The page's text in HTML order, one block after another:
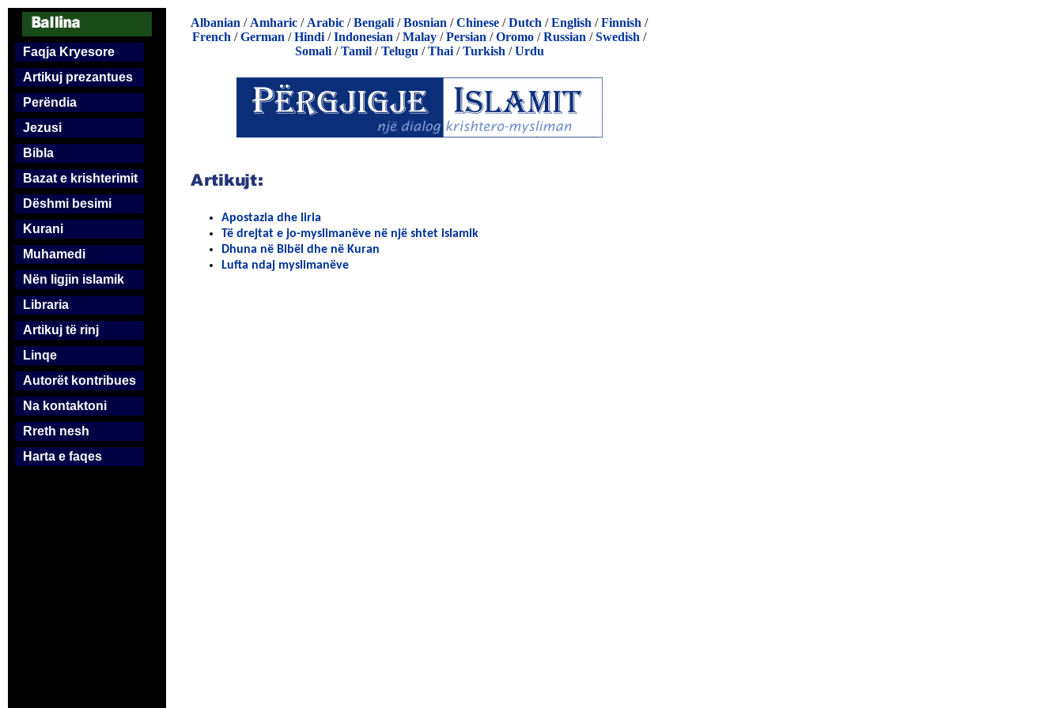
Faqja Kryesore
Artikuj prezantues
Perëndia
Jezusi
Bibla
Bazat e krishterimit
Dëshmi besimi
Kurani
Muhamedi
Nën ligjin islamik
Libraria
Artikuj të rinj
Linqe
Autorët kontribues
Na kontaktoni
Rreth nesh
Harta e faqes
Albanian / Amharic / Arabic /Bengali /Bosnian /Chinese /Dutch /English /Finnish /
French /German /Hindi /Indonesian /Malay /Persian /Oromo /Russian /Swedish /
Somali/Tamil/Telugu /Thai/Turkish /Urdu
Apostazia dhe liria
Të drejtat e jo-myslimanëve në një shtet islamik
Dhuna në Bibël dhe në Kuran
Lufta ndaj myslimanëve